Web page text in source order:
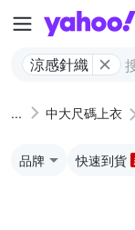
涼感針織
中大尺碼上衣
品牌 快速到貨